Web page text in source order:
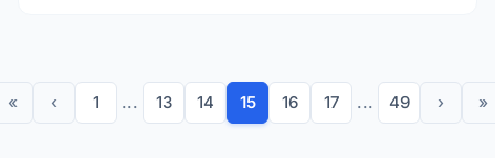
« ‹ 1 ... 13 14 15 16 17 ... 49 › »